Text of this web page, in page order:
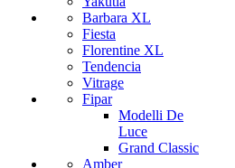
Barbara XL
Fiesta
Florentine XL
Tendencia
Vitrage
Fipar
Modelli De
Luce
Grand Classic
Amber